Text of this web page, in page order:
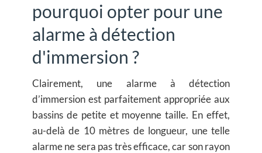
pourquoi opter pour une
alarme à détection
d'immersion ?
Clairement, une alarme à détection
d’immersion est parfaitement appropriée aux
bassins de petite et moyenne taille. En effet,
au-delà de 10 mètres de longueur, une telle
alarme ne sera pas très efficace, car son rayon